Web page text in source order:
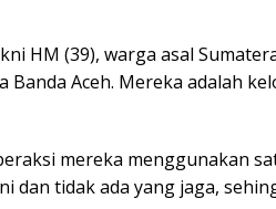
HM (39), warga asal
Banda Aceh. Mereka adalah
mereka menggunakan
dan tidak ada yang jaga,